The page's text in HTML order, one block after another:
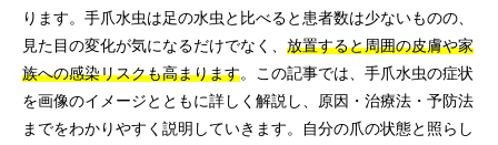
ります。手爪水虫は足の水虫と比べると患者数は少ないものの、
見た目の変化が気になるだけでなく、 放置すると周囲の皮膚や家
族への感染リスクも高まります。この記事では、手爪水虫の症状
を画像のイメージとともに詳しく解説し、原因・治療法・予防法
までをわかりやすく説明していきます。自分の爪の状態と照らし